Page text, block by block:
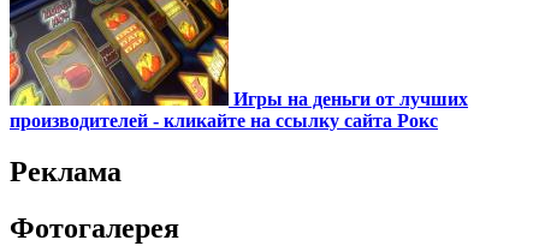
Игры на деньги от лучших
производителей - кликайте на ссылку сайта Рокс
Реклама
Фотогалерея